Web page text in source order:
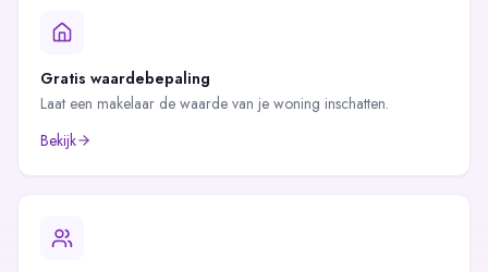
Gratis waardebepaling
Laat een makelaar de waarde van je woning inschatten.
Bekijk